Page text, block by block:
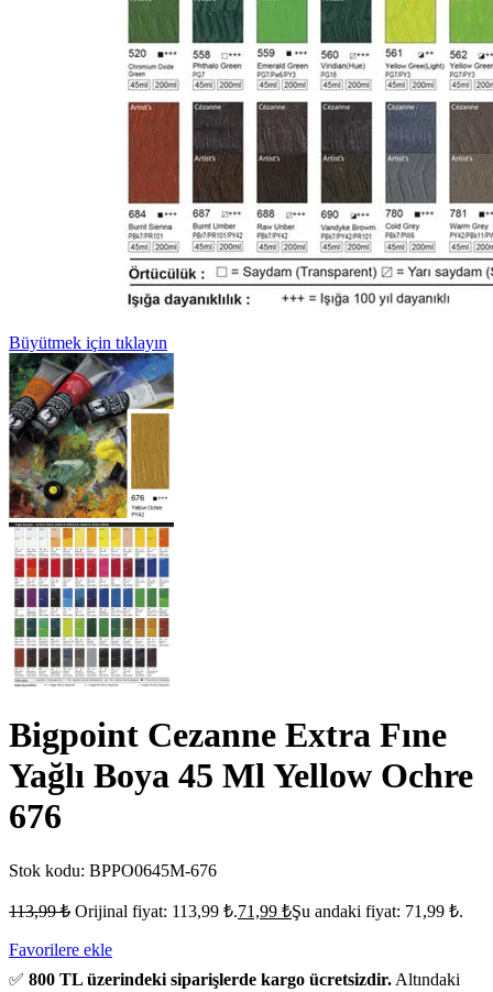
Büyütmek için tıklayın
Bigpoint Cezanne Extra Fıne
Yağlı Boya 45 Ml Yellow Ochre
676
Stok kodu: BPPO0645M-676
113,99₺ Orijinal fiyat: 113,99 ₺.71,99 ₺Şu andaki fiyat: 71,99 ₺.
Favorilere ekle
✅ 800 TL üzerindeki siparişlerde kargo ücretsizdir. Altındaki